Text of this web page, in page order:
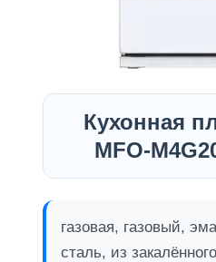
Кухонная
MFO-
газовая, газовый,
сталь, из